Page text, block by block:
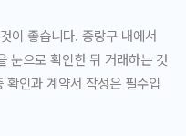
이 좋습니다. 중랑구 내에서
눈으로 확인한 뒤 거래하는 것
인과 계약서 작성은 필수입